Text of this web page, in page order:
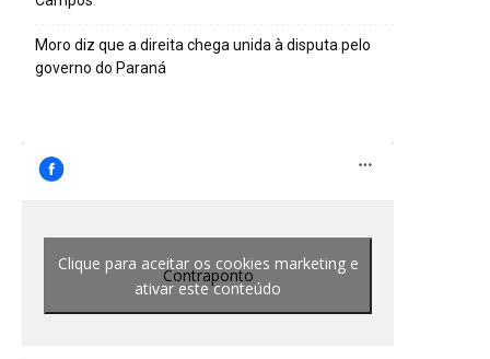
Moro diz que a direita chega unida à disputa pelo
governo do Paraná
Contraponto
Clique para aceitar os cookies marketing e
ativar este conteúdo